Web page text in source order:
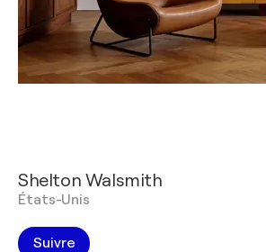
Shelton Walsmith
États-Unis
Suivre